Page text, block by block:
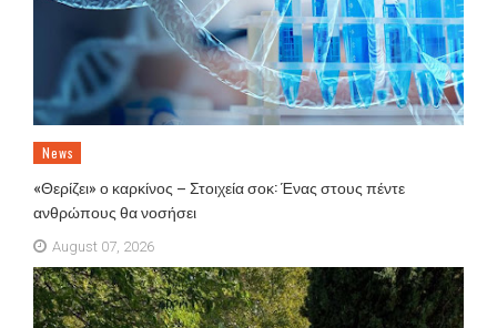
News
«Θερίζει» ο καρκίνος – Στοιχεία σοκ: Ένας στους πέντε
ανθρώπους θα νοσήσει
August 07, 2026